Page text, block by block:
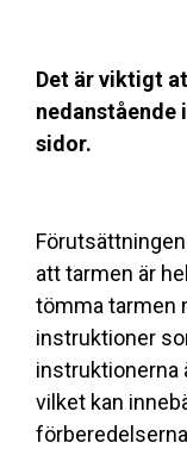
Det är viktigt
nedanstående
sidor.
att tarmen är
tömma tarmen
instruktioner
instruktionerna
vilket kan